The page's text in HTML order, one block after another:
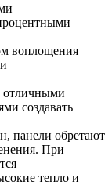
воплощения
отличными
создавать
панели обретают
При
тепло и